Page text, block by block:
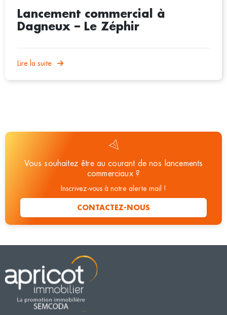
Lancement commercial à
Dagneux – Le Zéphir
Lire la suite
Vous souhaitez être au courant de nos lancements
commerciaux ?
Inscrivez-vous à notre alerte mail !
CONTACTEZ-NOUS